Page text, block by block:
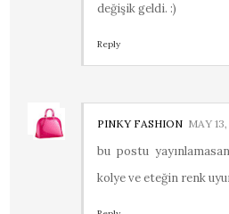
değişik geldi. :)
Reply
PINKY FASHION MAY
bu postu
kolye ve eteğin renk